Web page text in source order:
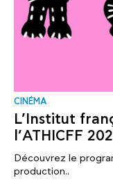
CINÉMA
L’Institut
l’ΑΤΗΙCFF
Découvrez le
production..